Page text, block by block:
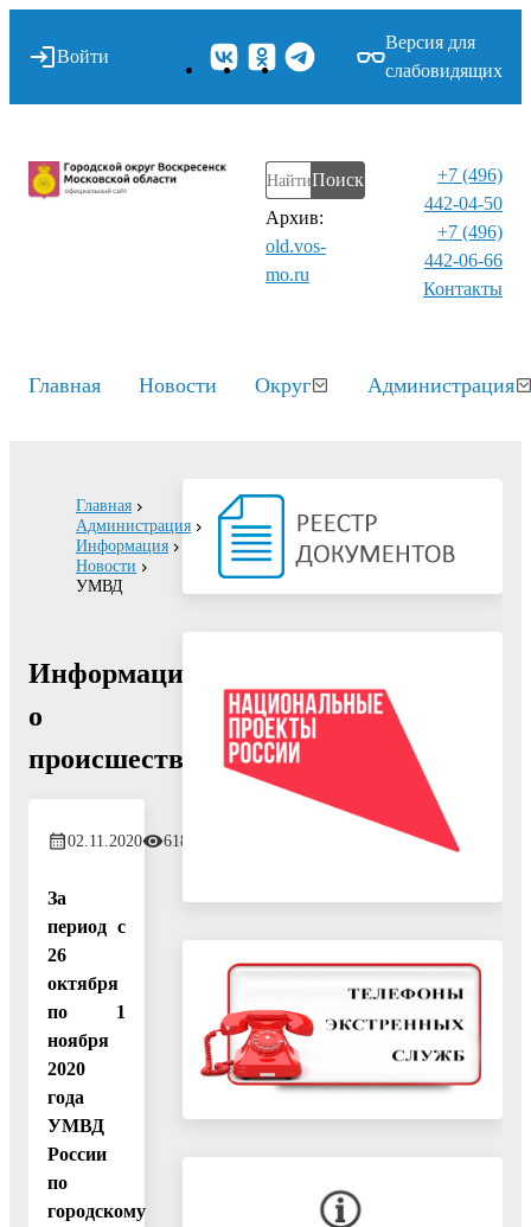
Войти
Версия для
слабовидящих
Поиск
Архив:
old.vos-
mo.ru
+7 (496)
442-04-50
+7 (496)
442-06-66
Контакты⁠
Главная Новости Округ Администрация
Главная
Администрация
Информация
Новости
УМВД
Информация
о
происшествиях
02.11.2020 618
За
период с
26
октября
по 1
ноября
2020
года
УМВД
России
по
городскому